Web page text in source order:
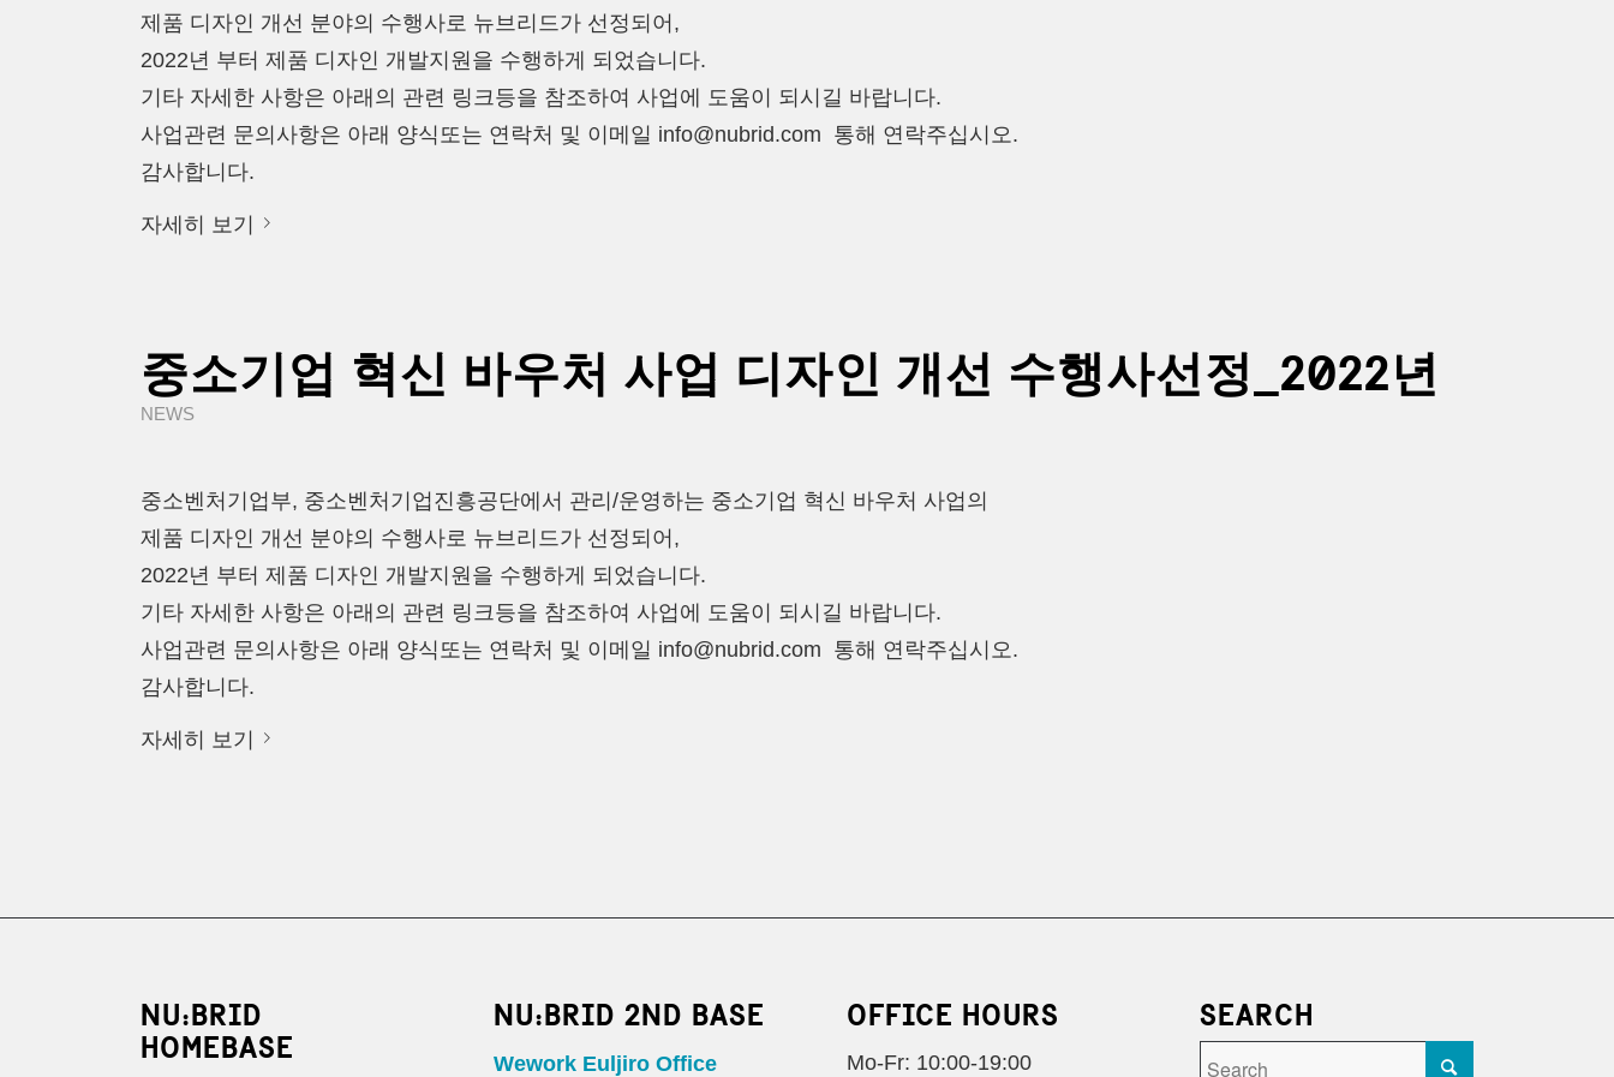
제품 디자인 개선 분야의 수행사로 뉴브리드가 선정되어,
2022년 부터 제품 디자인 개발지원을 수행하게 되었습니다.
기타 자세한 사항은 아래의 관련 링크등을 참조하여 사업에 도움이 되시길 바랍니다.
사업관련 문의사항은 아래 양식또는 연락처 및 이메일 info@nubrid.com 통해 연락주십시오.
감사합니다.
자세히 보기
중소기업 혁신 바우처 사업 디자인 개선 수행사선정_2022년
NEWS
중소벤처기업부, 중소벤처기업진흥공단에서 관리/운영하는 중소기업 혁신 바우처 사업의
제품 디자인 개선 분야의 수행사로 뉴브리드가 선정되어,
2022년 부터 제품 디자인 개발지원을 수행하게 되었습니다.
기타 자세한 사항은 아래의 관련 링크등을 참조하여 사업에 도움이 되시길 바랍니다.
사업관련 문의사항은 아래 양식또는 연락처 및 이메일 info@nubrid.com 통해 연락주십시오.
감사합니다.
자세히 보기
NU:BRID
HOMEBASE
NU:BRID 2ND BASE
Wework Euljiro Office
OFFICE HOURS
Mo-Fr: 10:00-19:00
SEARCH